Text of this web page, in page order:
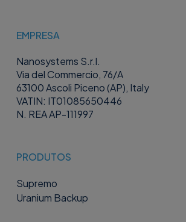
EMPRESA
Nanosystems S.r.l.
Via del Commercio, 76/A
63100 Ascoli Piceno (AP), Italy
VATIN: IT01085650446
N. REA AP-111997
PRODUTOS
Supremo
Uranium Backup